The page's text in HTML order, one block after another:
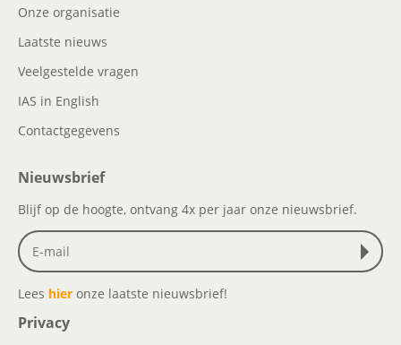
Onze organisatie
Laatste nieuws
Veelgestelde vragen
IAS in English
Contactgegevens
Nieuwsbrief
Blijf op de hoogte, ontvang 4x per jaar onze nieuwsbrief.
Lees hier onze laatste nieuwsbrief!
Privacy